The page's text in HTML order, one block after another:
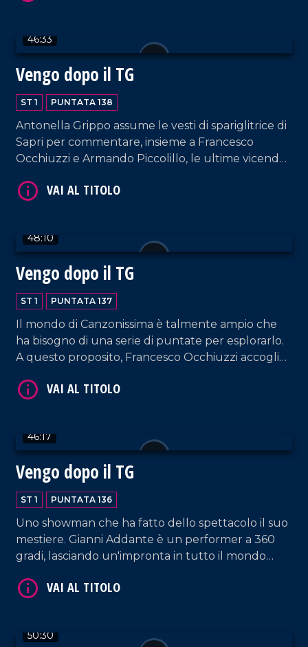
46:33
Vengo dopo il TG
ST 1 PUNTATA 138
Antonella Grippo assume le vesti di spariglitrice di
Sapri per commentare, insieme a Francesco
Occhiuzzi e Armando Piccolillo, le ultime vicende
48:10
Vengo dopo il TG
ST 1 PUNTATA 137
Il mondo di Canzonissima è talmente ampio che
ha bisogno di una serie di puntate per esplorarlo.
A questo proposito, Francesco Occhiuzzi accoglie
Spazio anche a un'interessante intervista a
46:17
Vengo dopo il TG
ST 1 PUNTATA 136
Uno showman che ha fatto dello spettacolo il suo
mestiere. Gianni Addante è un performer a 360
gradi, lasciando un'impronta in tutto il mondo
racconta il suo mestiere anche attraverso il libro
50:30
VAI AL TITOLO
VAI AL TITOLO
VAI AL TITOLO